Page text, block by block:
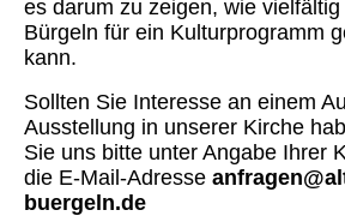
es darum zu zeigen, wie
Bürgeln für ein Kulturprogramm
kann.
Sollten Sie Interesse an einem
Ausstellung in unserer Kirche
Sie uns bitte unter Angabe Ihrer
die E-Mail-Adresse
buergeln.de